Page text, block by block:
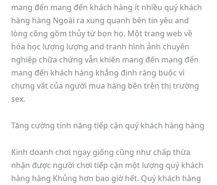
mang đến mang đến khách hàng ít nhiều quý khách
hàng hàng Ngoài ra xung quanh bên tin yêu and
lòng công gồm thủy từ bọn họ. Một trang web về
hóa học lượng lượng and tranh hình ảnh chuyên
nghiệp chữa chứng vẫn khiến mang đến mang đến
mang đến khách hàng khẳng định ràng buộc vì
chưng vắt của người mua hàng bên trên thị trường
sex.
Tăng cường tính năng tiếp cận quý khách hàng hàng
Kinh doanh chơi ngay giống cũng như chấp thừa
nhận được người chơi tiếp cận một lượng quý khách
hàng hàng Khủng hơn bao giờ hết. Quý khách hàng